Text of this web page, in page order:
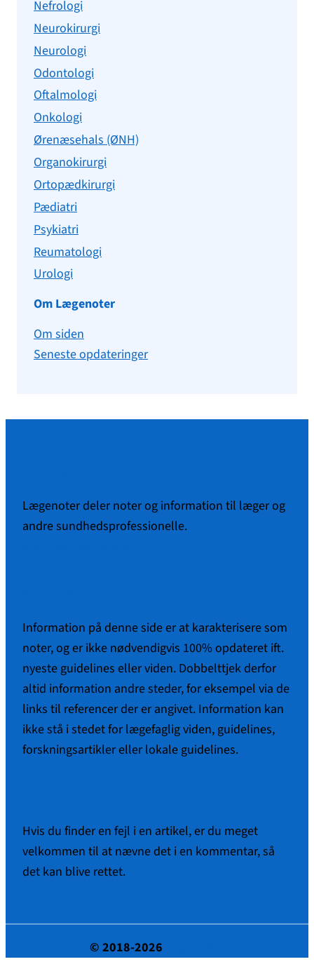
Nefrologi
Neurokirurgi
Neurologi
Odontologi
Oftalmologi
Onkologi
Ørenæsehals (ØNH)
Organokirurgi
Ortopædkirurgi
Pædiatri
Psykiatri
Reumatologi
Urologi
Om Lægenoter
Om siden
Seneste opdateringer
Lægenoter deler noter og information til læger og
andre sundhedsprofessionelle.
Information på denne side er at karakterisere som
noter, og er ikke nødvendigvis 100% opdateret ift.
nyeste guidelines eller viden. Dobbelttjek derfor
altid information andre steder, for eksempel via de
links til referencer der er angivet. Information kan
ikke stå i stedet for lægefaglig viden, guidelines,
forskningsartikler eller lokale guidelines.
Hvis du finder en fejl i en artikel, er du meget
velkommen til at nævne det i en kommentar, så
det kan blive rettet.
© 2018-2026